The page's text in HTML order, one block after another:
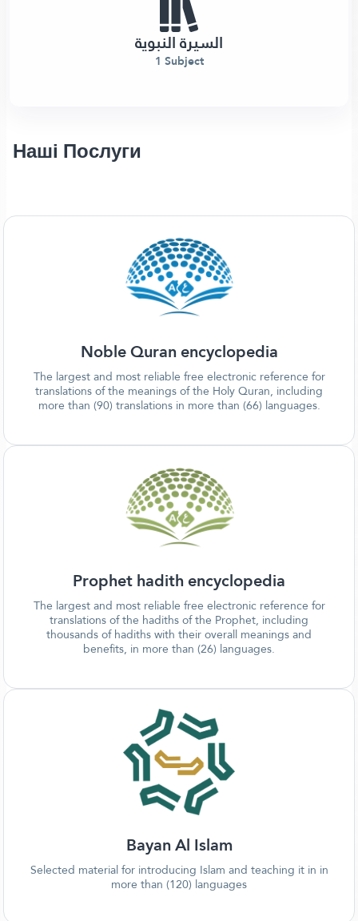
السيرة النبوية
1 Subject
Наші Послуги
Noble Quran encyclopedia
The largest and most reliable free electronic reference for
translations of the meanings of the Holy Quran, including
more than (90) translations in more than (66) languages.
Prophet hadith encyclopedia
The largest and most reliable free electronic reference for
translations of the hadiths of the Prophet, including
thousands of hadiths with their overall meanings and
benefits, in more than (26) languages.
Bayan Al Islam
Selected material for introducing Islam and teaching it in in
more than (120) languages